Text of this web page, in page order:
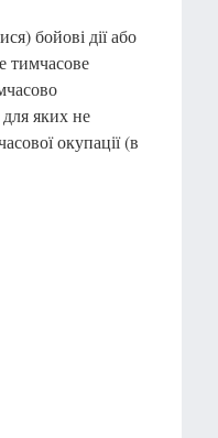
бойові дії або
тимчасове
яких не
окупації (в